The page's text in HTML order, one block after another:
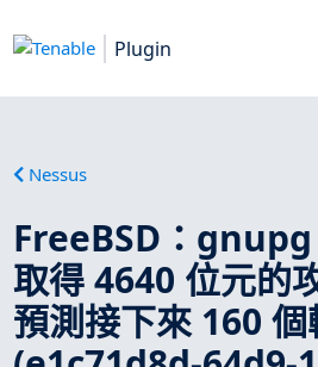
Plugin
Nessus
FreeBSD：gnupg
取得 4640 位元的
預測接下來 160